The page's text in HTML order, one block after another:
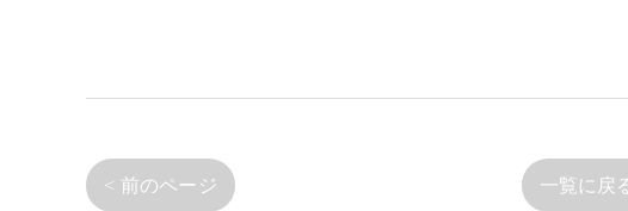
< 前のページ 一覧に戻